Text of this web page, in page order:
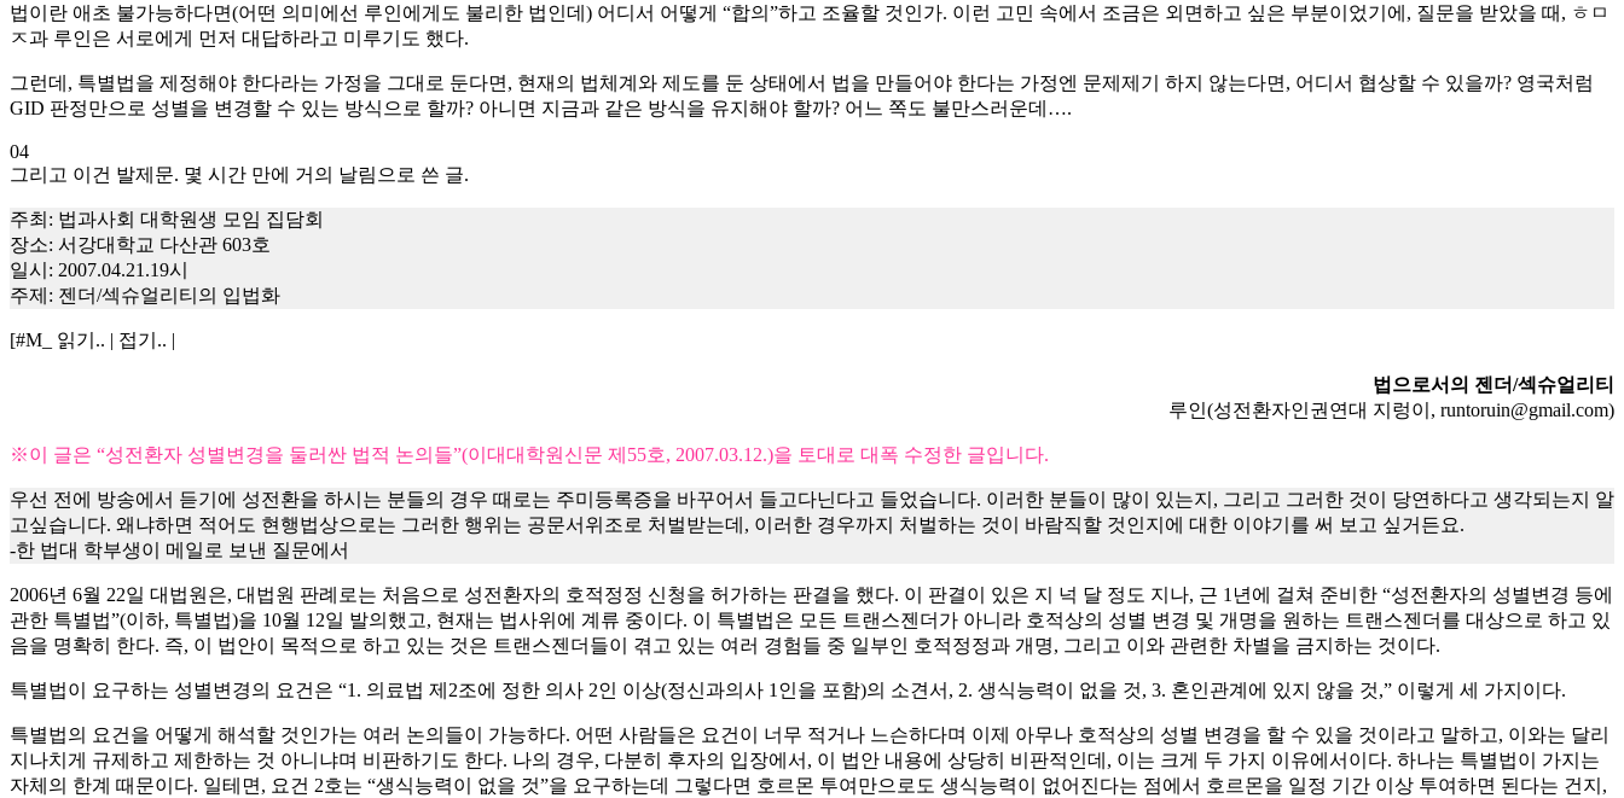
법이란 애초 불가능하다면(어떤 의미에선 루인에게도 불리한 법인데) 어디서 어떻게 “합의”하고 조율할 것인가. 이런 고민 속에서 조금은 외면하고 싶은 부분이었기에, 질문을 받았을 때, ㅎㅁ
ㅈ과 루인은 서로에게 먼저 대답하라고 미루기도 했다.
그런데, 특별법을 제정해야 한다라는 가정을 그대로 둔다면, 현재의 법체계와 제도를 둔 상태에서 법을 만들어야 한다는 가정엔 문제제기 하지 않는다면, 어디서 협상할 수 있을까? 영국처럼
GID 판정만으로 성별을 변경할 수 있는 방식으로 할까? 아니면 지금과 같은 방식을 유지해야 할까? 어느 쪽도 불만스러운데….
04
그리고 이건 발제문. 몇 시간 만에 거의 날림으로 쓴 글.
주최: 법과사회 대학원생 모임 집담회
장소: 서강대학교 다산관 603호
일시: 2007.04.21.19시
주제: 젠더/섹슈얼리티의 입법화
[#M_ 읽기.. | 접기.. |
법으로서의 젠더/섹슈얼리티
루인(성전환자인권연대 지렁이, runtoruin@gmail.com)
※이 글은 “성전환자 성별변경을 둘러싼 법적 논의들”(이대대학원신문 제55호, 2007.03.12.)을 토대로 대폭 수정한 글입니다.
우선 전에 방송에서 듣기에 성전환을 하시는 분들의 경우 때로는 주미등록증을 바꾸어서 들고다닌다고 들었습니다. 이러한 분들이 많이 있는지, 그리고 그러한 것이 당연하다고 생각되는지 알
고싶습니다. 왜냐하면 적어도 현행법상으로는 그러한 행위는 공문서위조로 처벌받는데, 이러한 경우까지 처벌하는 것이 바람직할 것인지에 대한 이야기를 써 보고 싶거든요.
-한 법대 학부생이 메일로 보낸 질문에서
2006년 6월 22일 대법원은, 대법원 판례로는 처음으로 성전환자의 호적정정 신청을 허가하는 판결을 했다. 이 판결이 있은 지 넉 달 정도 지나, 근 1년에 걸쳐 준비한 “성전환자의 성별변경 등에
관한 특별법”(이하, 특별법)을 10월 12일 발의했고, 현재는 법사위에 계류 중이다. 이 특별법은 모든 트랜스젠더가 아니라 호적상의 성별 변경 및 개명을 원하는 트랜스젠더를 대상으로 하고 있
음을 명확히 한다. 즉, 이 법안이 목적으로 하고 있는 것은 트랜스젠더들이 겪고 있는 여러 경험들 중 일부인 호적정정과 개명, 그리고 이와 관련한 차별을 금지하는 것이다.
특별법이 요구하는 성별변경의 요건은 “1. 의료법 제2조에 정한 의사 2인 이상(정신과의사 1인을 포함)의 소견서, 2. 생식능력이 없을 것, 3. 혼인관계에 있지 않을 것,” 이렇게 세 가지이다.
특별법의 요건을 어떻게 해석할 것인가는 여러 논의들이 가능하다. 어떤 사람들은 요건이 너무 적거나 느슨하다며 이제 아무나 호적상의 성별 변경을 할 수 있을 것이라고 말하고, 이와는 달리
지나치게 규제하고 제한하는 것 아니냐며 비판하기도 한다. 나의 경우, 다분히 후자의 입장에서, 이 법안 내용에 상당히 비판적인데, 이는 크게 두 가지 이유에서이다. 하나는 특별법이 가지는
자체의 한계 때문이다. 일테면, 요건 2호는 “생식능력이 없을 것”을 요구하는데 그렇다면 호르몬 투여만으로도 생식능력이 없어진다는 점에서 호르몬을 일정 기간 이상 투여하면 된다는 건지,